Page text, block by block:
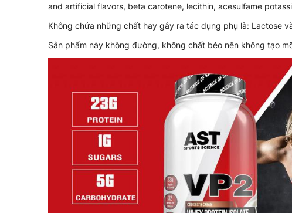
and artificial flavors, beta carotene, lecithin, acesulfame
Không chứa những chất hay gây ra tác dụng phụ là: Lactose
Sản phẩm này không đường, không chất béo nên không tạo